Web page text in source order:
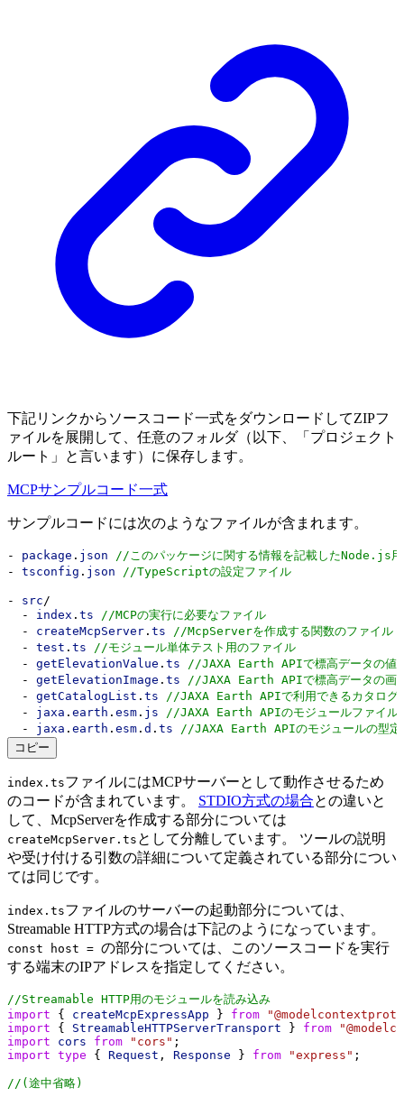
下記リンクからソースコード一式をダウンロードしてZIPフ
ァイルを展開して、任意のフォルダ（以下、「プロジェクト
ルート」と言います）に保存します。
MCPサンプルコード一式
サンプルコードには次のようなファイルが含まれます。
- package . json
//このパッケージに関する情報を記載したNode.js用
- tsconfig . json //TypeScriptの設定ファイル
- src /
  -
index . ts
//MCPの実行に必要なファイル
  -
createMcpServer . ts
//McpServerを作成する関数のファイル
  -
test . ts
//モジュール単体テスト用のファイル
  -
getElevationValue . ts
//JAXA Earth APIで標高データの値
  -
getElevationImage . ts
//JAXA Earth APIで標高データの画
  -
getCatalogList . ts
//JAXA Earth APIで利用できるカタログ
  -
jaxa . earth . esm . js
//JAXA Earth APIのモジュールファイル
  -
jaxa . earth . esm . d . ts
//JAXA Earth APIのモジュールの型定
コピー
index.tsファイルにはMCPサーバーとして動作させるため
のコードが含まれています。 STDIO方式の場合との違いと
して、McpServerを作成する部分については
createMcpServer.ts として分離しています。 ツールの説明
や受け付ける引数の詳細について定義されている部分につい
ては同じです。
index.tsファイルのサーバーの起動部分については、
Streamable HTTP方式の場合は下記のようになっています。
const host = の部分については、このソースコードを実行
する端末のIPアドレスを指定してください。
//Streamable HTTP用のモジュールを読み込み
import { createMcpExpressApp } from
import { StreamableHTTPServerTransport } from
import
cors from "cors" ;
import type { Request , Response } from "express" ;
//(途中省略)